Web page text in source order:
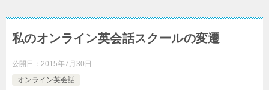
私のオンライン英会話スクールの変遷
公開日： 2015年7月30日
オンライン英会話